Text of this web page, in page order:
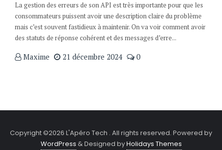
La gestion des erreurs de son API est très importante pour que les
consommateurs puissent avoir une description claire du problème
mais c’est souvent fastidieux à maintenir. On va voir comment avoir
des statuts de réponse cohérent et des messages d’erre...
Maxime 21 décembre 2024 0
Copyright ©2026 L'Apéro Tech . All rights reserved. Powered by
WordPress &Designed byHolidays Themes